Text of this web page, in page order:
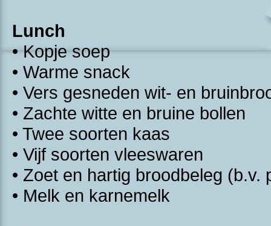
Lunch
• Kopje soep
• Warme snack
• Vers gesneden wit- en
• Zachte witte en bruine bollen
• Twee soorten kaas
• Vijf soorten vleeswaren
• Zoet en hartig broodbeleg
• Melk en karnemelk